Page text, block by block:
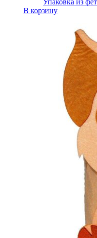
Упаковка из
В корзину